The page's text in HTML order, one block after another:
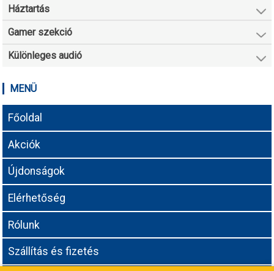
Háztartás
Gamer szekció
Különleges audió
MENÜ
Főoldal
Akciók
Újdonságok
Elérhetőség
Rólunk
Szállítás és fizetés